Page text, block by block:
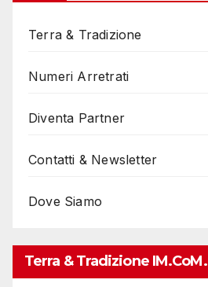
Terra & Tradizione
Numeri Arretrati
Diventa Partner
Contatti & Newsletter
Dove Siamo
Terra & Tradizione IM.coM.